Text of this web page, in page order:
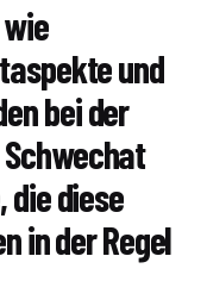
und
bei der
die diese
in der Regel